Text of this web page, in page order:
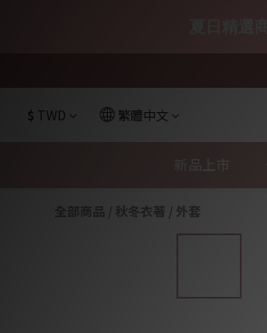
$ TWD 繁體中文
新品上市
全部商品 / 秋冬衣著 / 外套